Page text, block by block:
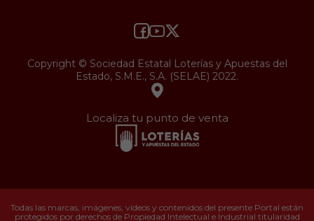
Copyright © Sociedad Estatal Loterías y Apuestas del
Estado, S.M.E., S.A. (SELAE) 2022.
Localiza tu punto de venta
Todas las marcas, imágenes, vídeos y contenidos del presente Portal están
protegidos por derechos de Propiedad Intelectual e Industrial titularidad